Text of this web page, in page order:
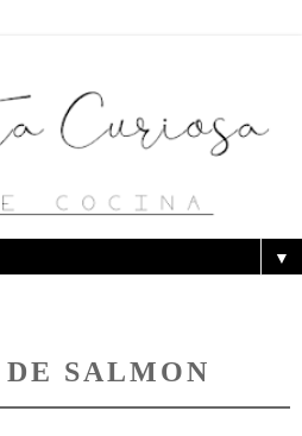
▼
SALMON